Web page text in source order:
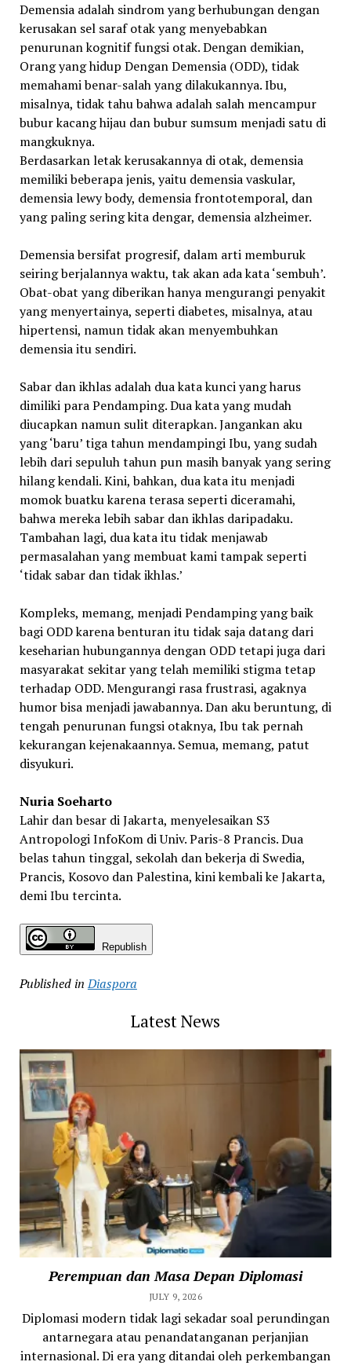
Demensia adalah sindrom yang berhubungan dengan
kerusakan sel saraf otak yang menyebabkan
penurunan kognitif fungsi otak. Dengan demikian,
Orang yang hidup Dengan Demensia (ODD), tidak
memahami benar-salah yang dilakukannya. Ibu,
misalnya, tidak tahu bahwa adalah salah mencampur
bubur kacang hijau dan bubur sumsum menjadi satu di
mangkuknya.
Berdasarkan letak kerusakannya di otak, demensia
memiliki beberapa jenis, yaitu demensia vaskular,
demensia lewy body, demensia frontotemporal, dan
yang paling sering kita dengar, demensia alzheimer.
Demensia bersifat progresif, dalam arti memburuk
seiring berjalannya waktu, tak akan ada kata ‘sembuh’.
Obat-obat yang diberikan hanya mengurangi penyakit
yang menyertainya, seperti diabetes, misalnya, atau
hipertensi, namun tidak akan menyembuhkan
demensia itu sendiri.
Sabar dan ikhlas adalah dua kata kunci yang harus
dimiliki para Pendamping. Dua kata yang mudah
diucapkan namun sulit diterapkan. Jangankan aku
yang ‘baru’ tiga tahun mendampingi Ibu, yang sudah
lebih dari sepuluh tahun pun masih banyak yang sering
hilang kendali. Kini, bahkan, dua kata itu menjadi
momok buatku karena terasa seperti diceramahi,
bahwa mereka lebih sabar dan ikhlas daripadaku.
Tambahan lagi, dua kata itu tidak menjawab
permasalahan yang membuat kami tampak seperti
‘tidak sabar dan tidak ikhlas.’
Kompleks, memang, menjadi Pendamping yang baik
bagi ODD karena benturan itu tidak saja datang dari
keseharian hubungannya dengan ODD tetapi juga dari
masyarakat sekitar yang telah memiliki stigma tetap
terhadap ODD. Mengurangi rasa frustrasi, agaknya
humor bisa menjadi jawabannya. Dan aku beruntung, di
tengah penurunan fungsi otaknya, Ibu tak pernah
kekurangan kejenakaannya. Semua, memang, patut
disyukuri.
Nuria Soeharto
Lahir dan besar di Jakarta, menyelesaikan S3
Antropologi InfoKom di Univ. Paris-8 Prancis. Dua
belas tahun tinggal, sekolah dan bekerja di Swedia,
Prancis, Kosovo dan Palestina, kini kembali ke Jakarta,
demi Ibu tercinta.
Republish
Published in Diaspora
Latest News
Perempuan dan Masa Depan Diplomasi
JULY 9, 2026
Diplomasi modern tidak lagi sekadar soal perundingan
antarnegara atau penandatanganan perjanjian
internasional. Di era yang ditandai oleh perkembangan